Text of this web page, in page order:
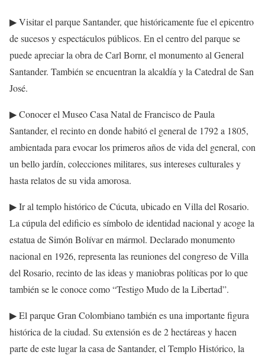
▶ Visitar el parque Santander, que históricamente fue el epicentro
de sucesos y espectáculos públicos. En el centro del parque se
puede apreciar la obra de Carl Bornr, el monumento al General
Santander. También se encuentran la alcaldía y la Catedral de San
José.
▶ Conocer el Museo Casa Natal de Francisco de Paula
Santander, el recinto en donde habitó el general de 1792 a 1805,
ambientada para evocar los primeros años de vida del general, con
un bello jardín, colecciones militares, sus intereses culturales y
hasta relatos de su vida amorosa.
▶ Ir al templo histórico de Cúcuta, ubicado en Villa del Rosario.
La cúpula del edificio es símbolo de identidad nacional y acoge la
estatua de Simón Bolívar en mármol. Declarado monumento
nacional en 1926, representa las reuniones del congreso de Villa
del Rosario, recinto de las ideas y maniobras políticas por lo que
también se le conoce como “Testigo Mudo de la Libertad”.
▶ El parque Gran Colombiano también es una importante figura
histórica de la ciudad. Su extensión es de 2 hectáreas y hacen
parte de este lugar la casa de Santander, el Templo Histórico, la